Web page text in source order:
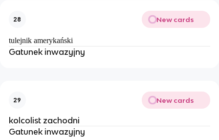
28 New cards
tulejnik amerykański
Gatunek inwazyjny
29 New cards
kolcolist zachodni
Gatunek inwazyjny